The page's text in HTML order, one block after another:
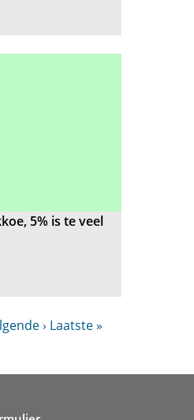
5% is te veel
› Laatste »